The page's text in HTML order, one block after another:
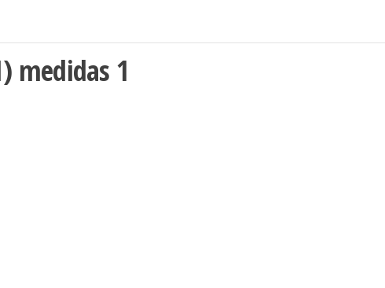
medidas 1